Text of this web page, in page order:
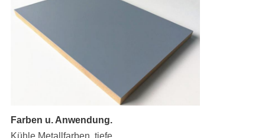
Farben u. Anwendung.
Kühle Metallfarben, tiefe